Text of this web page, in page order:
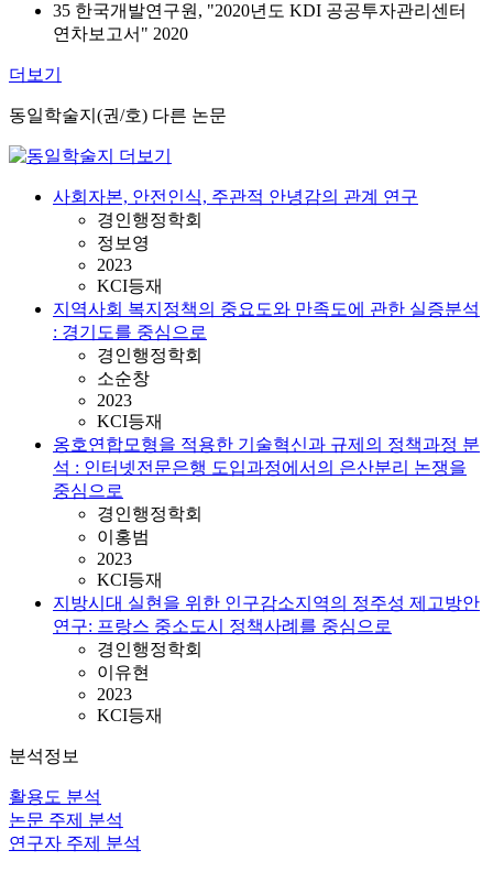
35 한국개발연구원, "2020년도 KDI 공공투자관리센터
연차보고서" 2020
더보기
동일학술지(권/호) 다른 논문
사회자본, 안전인식, 주관적 안녕감의 관계 연구
경인행정학회
정보영
2023
KCI등재
지역사회 복지정책의 중요도와 만족도에 관한 실증분석
: 경기도를 중심으로
경인행정학회
소순창
2023
KCI등재
옹호연합모형을 적용한 기술혁신과 규제의 정책과정 분
석 : 인터넷전문은행 도입과정에서의 은산분리 논쟁을
중심으로
경인행정학회
이홍범
2023
KCI등재
지방시대 실현을 위한 인구감소지역의 정주성 제고방안
연구: 프랑스 중소도시 정책사례를 중심으로
경인행정학회
이유현
2023
KCI등재
분석정보
활용도 분석
논문 주제 분석
연구자 주제 분석